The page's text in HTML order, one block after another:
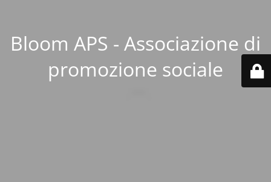
Bloom APS - Associazione di
promozione sociale